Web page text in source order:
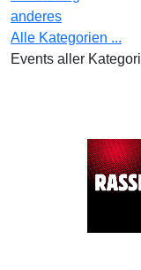
anderes
Alle Kategorien ...
Events aller